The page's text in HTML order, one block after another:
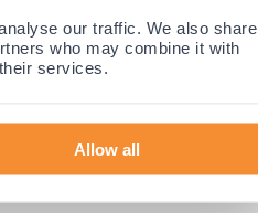
our traffic. We also share
who may combine it with
services.
Allow all
gebruik van